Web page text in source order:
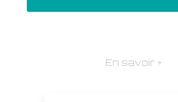
En savoir +